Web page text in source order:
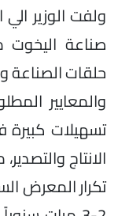
ولفت الوزير
صناعة
حلقات الصناعة
والمعايير
تسهيلات كبيرة
الانتاج
تكرار المعرض